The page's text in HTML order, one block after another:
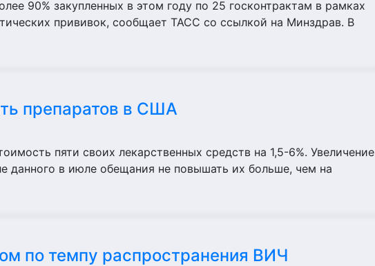
90% закупленных в этом году по 25 госконтрактам в рамках
прививок, сообщает ТАСС со ссылкой на Минздрав. В
препаратов в США
пяти своих лекарственных средств на 1,5-6%. Увеличение
данного в июле обещания не повышать их больше, чем на
по темпу распространения ВИЧ